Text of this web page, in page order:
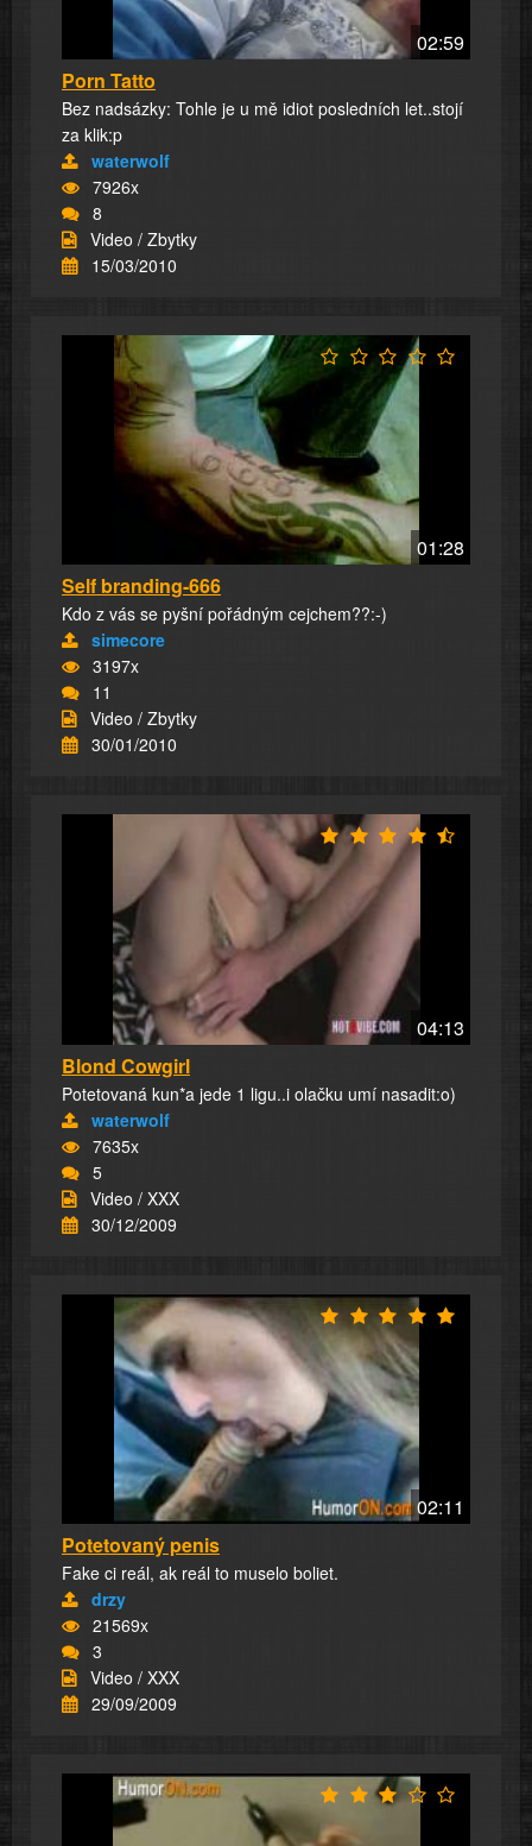
02:59
Porn Tatto
Bez nadsázky: Tohle je u mě idiot posledních let..stojí
za klik:p
waterwolf
7926x
8
Video / Zbytky
15/03/2010
01:28
Self branding-666
Kdo z vás se pyšní pořádným cejchem??:-)
simecore
3197x
11
Video / Zbytky
30/01/2010
04:13
Blond Cowgirl
Potetovaná kun*a jede 1 ligu..i olačku umí nasadit:o)
waterwolf
7635x
5
Video / XXX
30/12/2009
02:11
Potetovaný penis
Fake ci reál, ak reál to muselo boliet.
drzy
21569x
3
Video / XXX
29/09/2009